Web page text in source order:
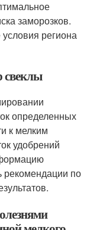
заморозков.
региона
свеклы
определенных
к мелким
удобрений
рекомендации по